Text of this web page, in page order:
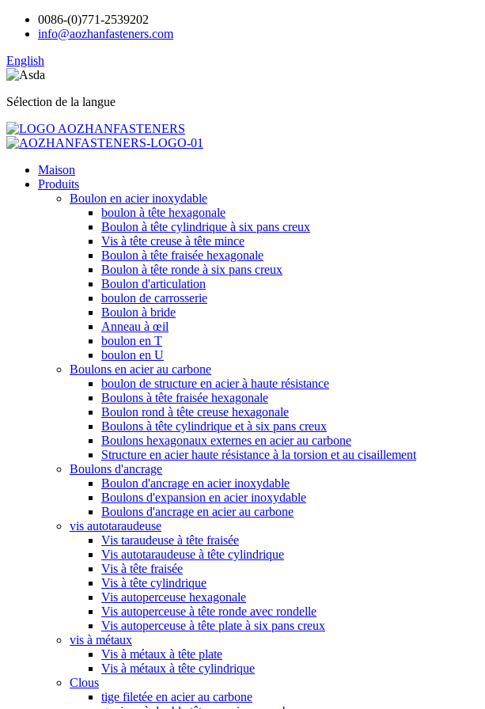
0086-(0)771-2539202
info@aozhanfasteners.com
English
Sélection de la langue
Maison
Produits
Boulon en acier inoxydable
boulon à tête hexagonale
Boulon à tête cylindrique à six pans creux
Vis à tête creuse à tête mince
Boulon à tête fraisée hexagonale
Boulon à tête ronde à six pans creux
Boulon d'articulation
boulon de carrosserie
Boulon à bride
Anneau à œil
boulon en T
boulon en U
Boulons en acier au carbone
boulon de structure en acier à haute résistance
Boulons à tête fraisée hexagonale
Boulon rond à tête creuse hexagonale
Boulons à tête cylindrique et à six pans creux
Boulons hexagonaux externes en acier au carbone
Structure en acier haute résistance à la torsion et au cisaillement
Boulons d'ancrage
Boulon d'ancrage en acier inoxydable
Boulons d'expansion en acier inoxydable
Boulons d'ancrage en acier au carbone
vis autotaraudeuse
Vis taraudeuse à tête fraisée
Vis autotaraudeuse à tête cylindrique
Vis à tête fraisée
Vis à tête cylindrique
Vis autoperceuse hexagonale
Vis autoperceuse à tête ronde avec rondelle
Vis autoperceuse à tête plate à six pans creux
vis à métaux
Vis à métaux à tête plate
Vis à métaux à tête cylindrique
Clous
tige filetée en acier au carbone